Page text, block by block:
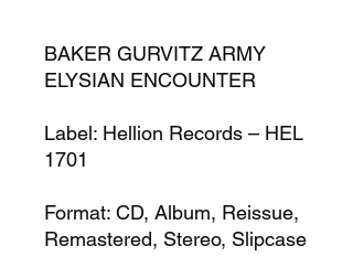
BAKER GURVITZ ARMY
ELYSIAN ENCOUNTER
Label: Hellion Records – HEL
1701
Format: CD, Album, Reissue,
Remastered, Stereo, Slipcase